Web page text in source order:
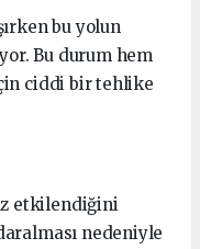
bu yolun
Bu durum hem
ciddi bir tehlike
etkilendiğini
nedeniyle